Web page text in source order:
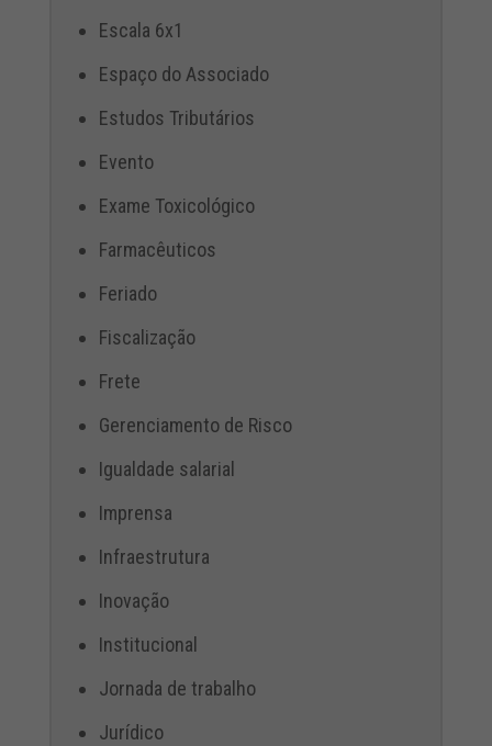
Escala 6x1
Espaço do Associado
Estudos Tributários
Evento
Exame Toxicológico
Farmacêuticos
Feriado
Fiscalização
Frete
Gerenciamento de Risco
Igualdade salarial
Imprensa
Infraestrutura
Inovação
Institucional
Jornada de trabalho
Jurídico